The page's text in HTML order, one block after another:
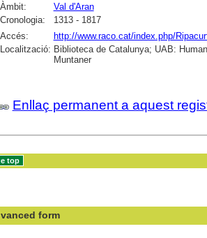
Àmbit:
Val d'Aran
Cronologia:
1313 - 1817
Accés:
http://www.raco.cat/index.php/
Localització: Biblioteca de Catalunya; UAB:
Muntaner
Enllaç permanent a aquest
form